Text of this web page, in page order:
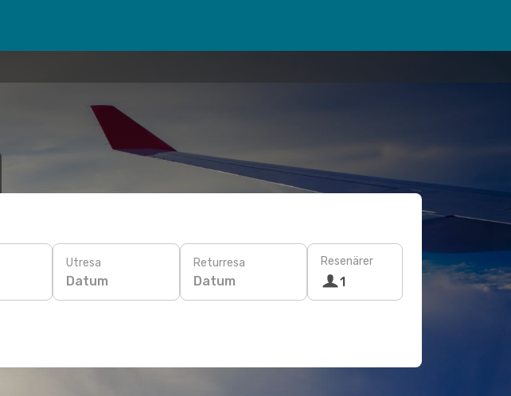
Utresa
Datum
Returresa
Datum
Resenärer
1